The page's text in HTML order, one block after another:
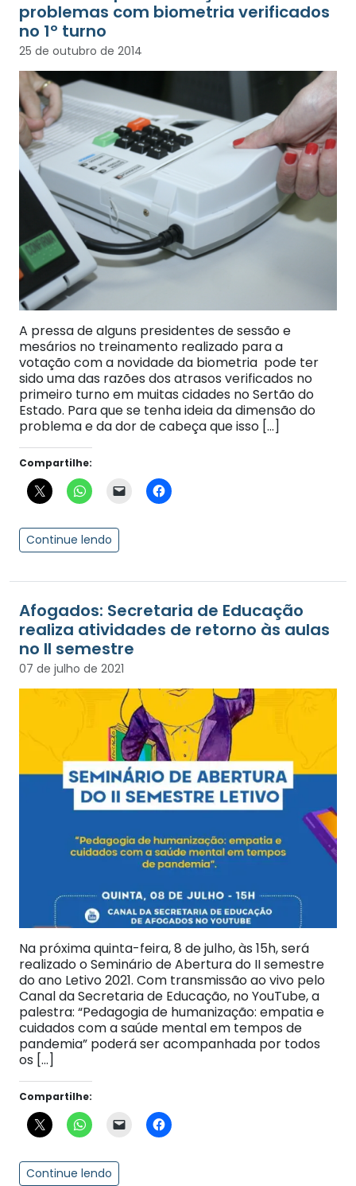
problemas com biometria verificados
no 1º turno
25 de outubro de 2014
A pressa de alguns presidentes de sessão e
mesários no treinamento realizado para a
votação com a novidade da biometria pode ter
sido uma das razões dos atrasos verificados no
primeiro turno em muitas cidades no Sertão do
Estado. Para que se tenha ideia da dimensão do
problema e da dor de cabeça que isso […]
Compartilhe:
Continue lendo
Afogados: Secretaria de Educação
realiza atividades de retorno às aulas
no II semestre
07 de julho de 2021
Na próxima quinta-feira, 8 de julho, às 15h, será
realizado o Seminário de Abertura do II semestre
do ano Letivo 2021. Com transmissão ao vivo pelo
Canal da Secretaria de Educação, no YouTube, a
palestra: “Pedagogia de humanização: empatia e
cuidados com a saúde mental em tempos de
pandemia” poderá ser acompanhada por todos
os […]
Compartilhe:
Continue lendo